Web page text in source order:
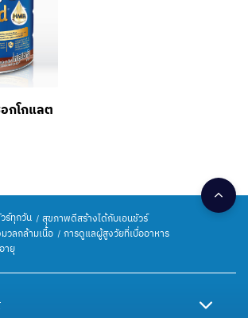
กโกแลต
ร์ทุกวัน
สุขภาพดีสร้างได้กับเอนชัวร์
วลกล้ามเนื้อ
การดูแลผู้สูงวัยที่เบื่ออาหาร
ายุ